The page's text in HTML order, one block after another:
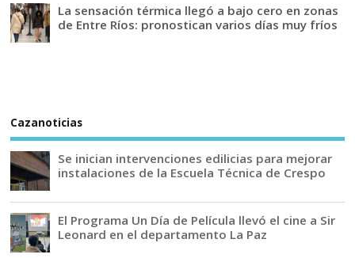
La sensación térmica llegó a bajo cero en zonas
de Entre Ríos: pronostican varios días muy fríos
Cazanoticias
Se inician intervenciones edilicias para mejorar
instalaciones de la Escuela Técnica de Crespo
El Programa Un Día de Película llevó el cine a Sir
Leonard en el departamento La Paz